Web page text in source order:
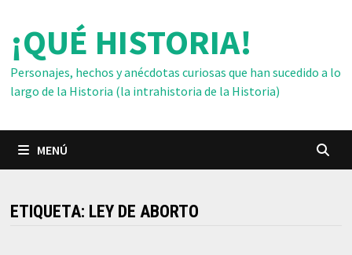
contenido
¡QUÉ HISTORIA!
Personajes, hechos y anécdotas curiosas que han sucedido a lo
largo de la Historia (la intrahistoria de la Historia)
MENÚ
ETIQUETA: LEY DE ABORTO